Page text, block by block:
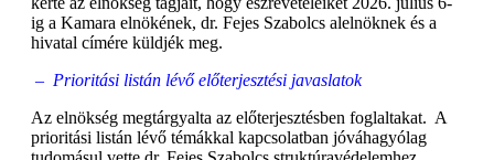
ig a Kamara elnökének, dr. Fejes Szabolcs alelnöknek és a
hivatal címére küldjék meg.
– Prioritási listán lévő előterjesztési javaslatok
Az elnökség megtárgyalta az előterjesztésben foglaltakat. A
prioritási listán lévő témákkal kapcsolatban jóváhagyólag